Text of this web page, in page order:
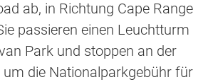
ab, in Richtung Cape Range
passieren einen Leuchtturm
Park und stoppen an der
um die Nationalparkgebühr für